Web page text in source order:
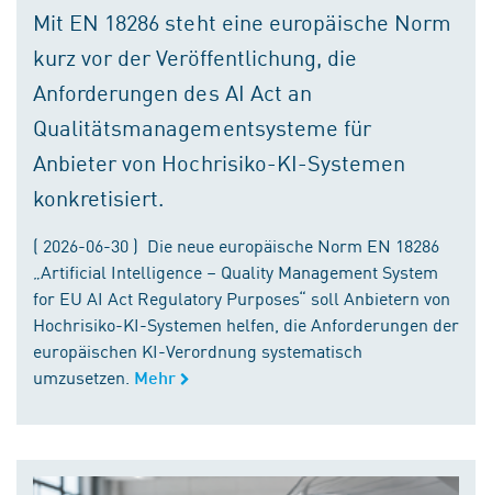
Mit EN 18286 steht eine europäische Norm
kurz vor der Veröffentlichung, die
Anforderungen des AI Act an
Qualitätsmanagementsysteme für
Anbieter von Hochrisiko-KI-Systemen
konkretisiert.
( 2026-06-30 ) Die neue europäische Norm EN 18286
„Artificial Intelligence – Quality Management System
for EU AI Act Regulatory Purposes“ soll Anbietern von
Hochrisiko-KI-Systemen helfen, die Anforderungen der
europäischen KI-Verordnung systematisch
umzusetzen. Mehr